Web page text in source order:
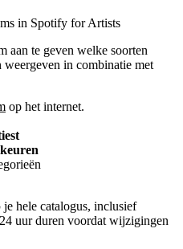
in Spotify for Artists
aan te geven welke soorten
in combinatie met
op het internet.
je hele catalogus, inclusief
uur duren voordat wijzigingen